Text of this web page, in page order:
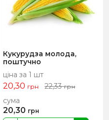
Кукурудза молода,
поштучно
ціна за 1 шт
20,30 грн 22,33грн
сума
20,30 грн